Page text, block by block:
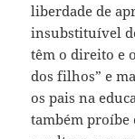
liberdade de
insubstituível
têm o direito e
dos filhos” e
os pais na
também proíbe